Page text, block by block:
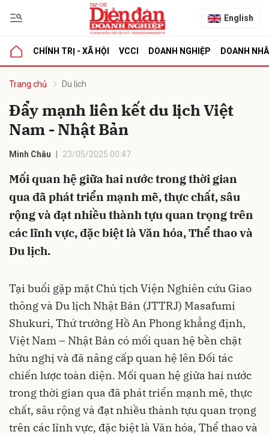
English
CHÍNH TRỊ - XÃ HỘI VCCI DOANH NGHIỆP DOANH
Trang chủ Du lịch
Đẩy mạnh liên kết du lịch Việt
Nam - Nhật Bản
Minh Châu 23/05/2025 00:47
Mối quan hệ giữa hai nước trong thời gian
qua đã phát triển mạnh mẽ, thực chất, sâu
rộng và đạt nhiều thành tựu quan trọng trên
các lĩnh vực, đặc biệt là Văn hóa, Thể thao và
Du lịch.
Tại buổi gặp mặt Chủ tịch Viện Nghiên cứu Giao
thông và Du lịch Nhật Bản (JTTRJ) Masafumi
Shukuri, Thứ trưởng Hồ An Phong khẳng định,
Việt Nam – Nhật Bản có mối quan hệ bền chặt
hữu nghị và đã nâng cấp quan hệ lên Đối tác
chiến lược toàn diện. Mối quan hệ giữa hai nước
trong thời gian qua đã phát triển mạnh mẽ, thực
chất, sâu rộng và đạt nhiều thành tựu quan trọng
trên các lĩnh vực, đặc biệt là Văn hóa, Thể thao và
luận
Hủy